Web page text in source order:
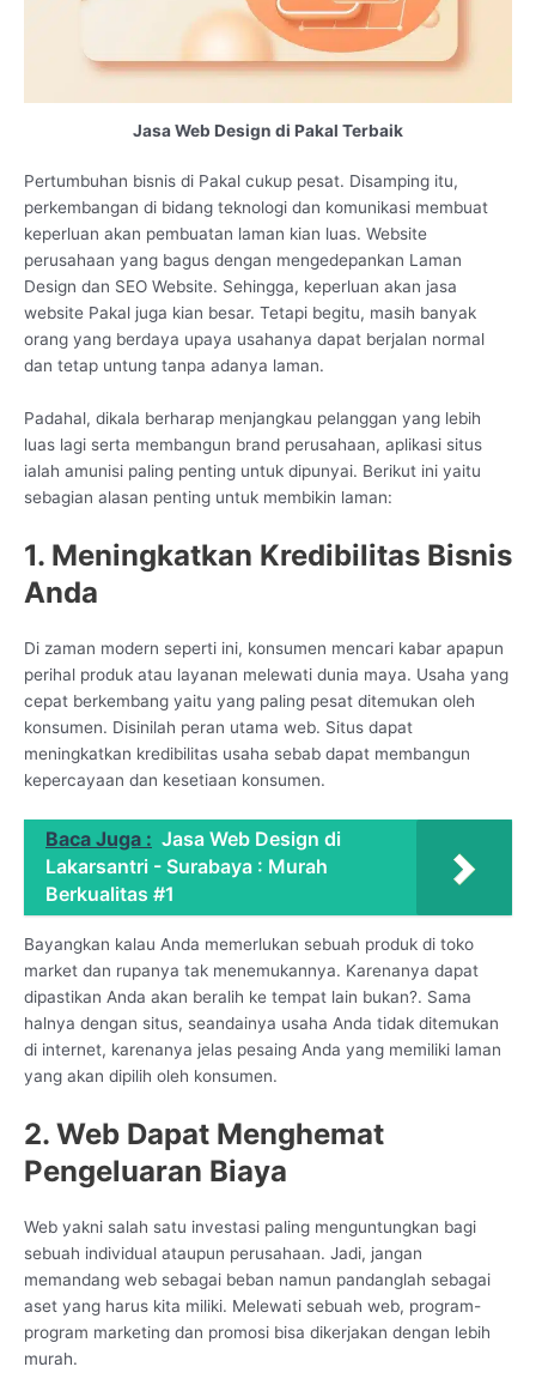
Jasa Web Design di Pakal Terbaik
Pertumbuhan bisnis di Pakal cukup pesat. Disamping itu,
perkembangan di bidang teknologi dan komunikasi membuat
keperluan akan pembuatan laman kian luas. Website
perusahaan yang bagus dengan mengedepankan Laman
Design dan SEO Website. Sehingga, keperluan akan jasa
website Pakal juga kian besar. Tetapi begitu, masih banyak
orang yang berdaya upaya usahanya dapat berjalan normal
dan tetap untung tanpa adanya laman.
Padahal, dikala berharap menjangkau pelanggan yang lebih
luas lagi serta membangun brand perusahaan, aplikasi situs
ialah amunisi paling penting untuk dipunyai. Berikut ini yaitu
sebagian alasan penting untuk membikin laman:
1. Meningkatkan Kredibilitas Bisnis
Anda
Di zaman modern seperti ini, konsumen mencari kabar apapun
perihal produk atau layanan melewati dunia maya. Usaha yang
cepat berkembang yaitu yang paling pesat ditemukan oleh
konsumen. Disinilah peran utama web. Situs dapat
meningkatkan kredibilitas usaha sebab dapat membangun
kepercayaan dan kesetiaan konsumen.
Baca Juga : Jasa Web Design di
Lakarsantri - Surabaya : Murah
Berkualitas #1
Bayangkan kalau Anda memerlukan sebuah produk di toko
market dan rupanya tak menemukannya. Karenanya dapat
dipastikan Anda akan beralih ke tempat lain bukan?. Sama
halnya dengan situs, seandainya usaha Anda tidak ditemukan
di internet, karenanya jelas pesaing Anda yang memiliki laman
yang akan dipilih oleh konsumen.
2. Web Dapat Menghemat
Pengeluaran Biaya
Web yakni salah satu investasi paling menguntungkan bagi
sebuah individual ataupun perusahaan. Jadi, jangan
memandang web sebagai beban namun pandanglah sebagai
aset yang harus kita miliki. Melewati sebuah web, program-
program marketing dan promosi bisa dikerjakan dengan lebih
murah.